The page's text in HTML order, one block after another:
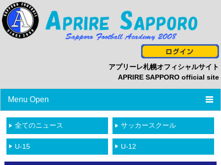
アプリーレ札幌オフィシャルサイト
APRIRE SAPPORO official site
Menu Open
TOP
ニュース
プロフィール
全てのニュース サッカースクール
U-15 U-12